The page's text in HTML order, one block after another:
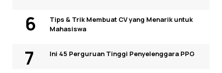
Tips & Trik Membuat CV yang Menarik untuk
Mahasiswa
Ini 45 Perguruan Tinggi Penyelenggara PPG